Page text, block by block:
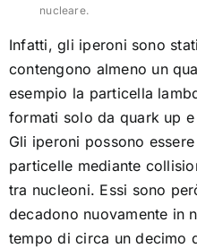
nucleare.
Infatti, gli iperoni sono
contengono almeno un
esempio la particella
formati solo da quark up
Gli iperoni possono
particelle mediante
tra nucleoni. Essi sono
decadono nuovamente in
tempo di circa un decimo